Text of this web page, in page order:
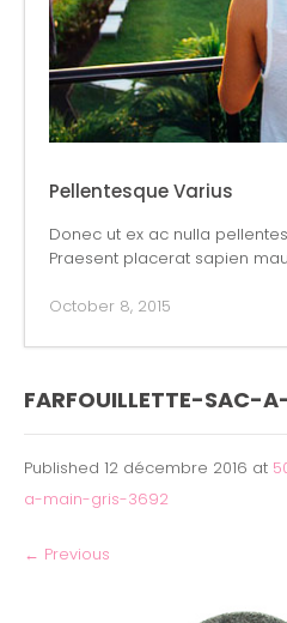
Pellentesque Varius
Donec ut ex ac nulla
Praesent placerat sapien
October 8, 2015
FARFOUILLETTE-SAC-
Published 12 décembre 2016 at
a-main-gris-3692
← Previous